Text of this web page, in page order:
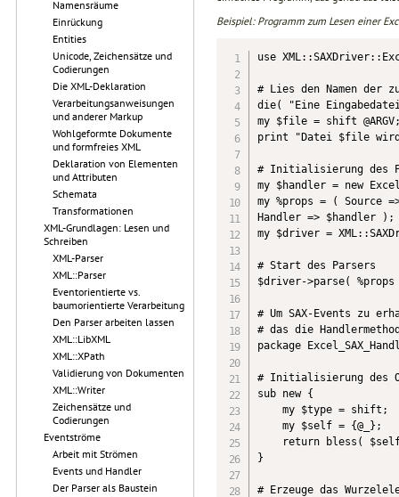
Namensräume
Einrückung
Entities
Unicode, Zeichensätze und
Codierungen
Die XML-Deklaration
Verarbeitungsanweisungen
und anderer Markup
Wohlgeformte Dokumente
und formfreies XML
Deklaration von Elementen
und Attributen
Schemata
Transformationen
XML-Grundlagen: Lesen und
Schreiben
XML-Parser
XML::Parser
Eventorientierte vs.
baumorientierte Verarbeitung
Den Parser arbeiten lassen
XML::LibXML
XML::XPath
Validierung von Dokumenten
XML::Writer
Zeichensätze und
Codierungen
Eventströme
Arbeit mit Strömen
Events und Handler
Der Parser als Baustein
Beispiel: Programm zum Lesen einer
use
# Lies den Namen der
die( "Eine Eingabedatei
my $file = shift
print "Datei $file
# Initialisierung des
my $handler = new
my %props = ( Source
Handler => $handler );
my $driver =
# Start des Parsers
$driver->parse(
# Um SAX-Events zu
# das die
package
# Initialisierung
sub new {
    my $type = shift;
    my $self = {@_};
return bless(
}
# Erzeuge das